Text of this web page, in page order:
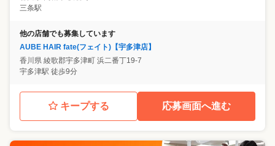
三条駅
他の店舗でも募集しています
AUBE HAIR fate(フェイト)【宇多津店】
香川県 綾歌郡宇多津町 浜二番丁19-7
宇多津駅 徒歩9分
キープする 応募画面へ進む